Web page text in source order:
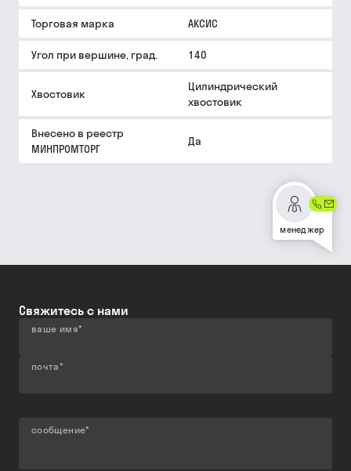
Торговая марка АКСИС
Угол при вершине, град. 140
Хвостовик
Цилиндрический
хвостовик
Внесено в реестр
МИНПРОМТОРГ
Да
менеджер
Свяжитесь с нами
ваше имя*
почта*
сообщение*